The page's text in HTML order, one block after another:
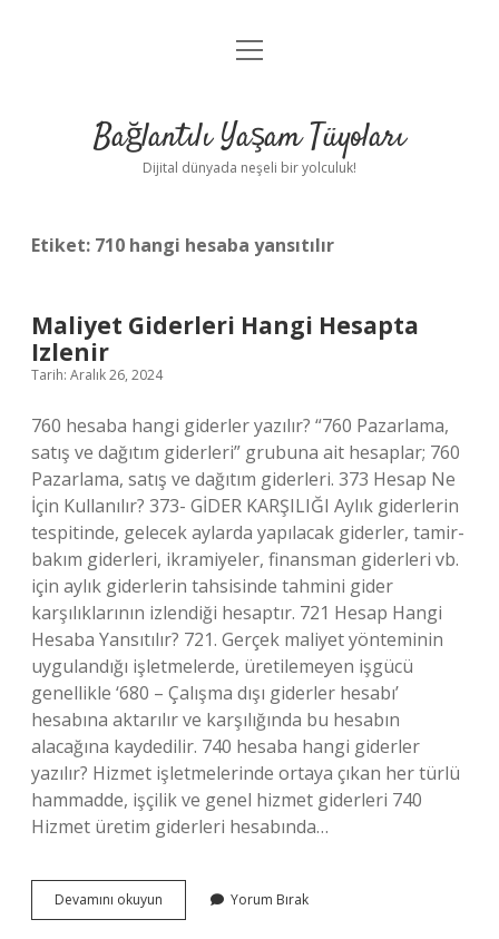
Anasayfa
Yasal Uyarı
menüyü
Bağlantılı Yaşam Tüyoları
Dijital dünyada neşeli bir yolculuk!
Etiket: 710 hangi hesaba yansıtılır
Maliyet Giderleri Hangi Hesapta
Izlenir
Tarih: Aralık 26, 2024
760 hesaba hangi giderler yazılır? “760 Pazarlama,
satış ve dağıtım giderleri” grubuna ait hesaplar; 760
Pazarlama, satış ve dağıtım giderleri. 373 Hesap Ne
İçin Kullanılır? 373- GİDER KARŞILIĞI Aylık giderlerin
tespitinde, gelecek aylarda yapılacak giderler, tamir-
bakım giderleri, ikramiyeler, finansman giderleri vb.
için aylık giderlerin tahsisinde tahmini gider
karşılıklarının izlendiği hesaptır. 721 Hesap Hangi
Hesaba Yansıtılır? 721. Gerçek maliyet yönteminin
uygulandığı işletmelerde, üretilemeyen işgücü
genellikle ‘680 – Çalışma dışı giderler hesabı’
hesabına aktarılır ve karşılığında bu hesabın
alacağına kaydedilir. 740 hesaba hangi giderler
yazılır? Hizmet işletmelerinde ortaya çıkan her türlü
hammadde, işçilik ve genel hizmet giderleri 740
Hizmet üretim giderleri hesabında…
Devamını okuyun
Giderleri
Yorum Bırak